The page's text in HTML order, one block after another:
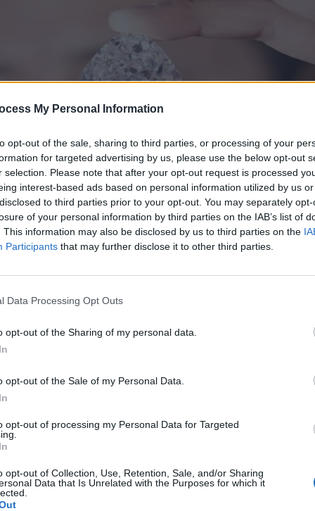
My Personal Information
opt-out of the sale, sharing to third parties, or processing of your
for targeted advertising by us, please use the below opt-out
selection. Please note that after your opt-out request is processed
interest-based ads based on personal information utilized by us
to third parties prior to your opt-out. You may separately
of your personal information by third parties on the IAB’s list of
This information may also be disclosed by us to third parties on the
Participants that may further disclose it to other third parties.
Data Processing Opt Outs
opt-out of the Sharing of my personal data.
opt-out of the Sale of my Personal Data.
opt-out of processing my Personal Data for Targeted
opt-out of Collection, Use, Retention, Sale, and/or Sharing
Data that Is Unrelated with the Purposes for which it